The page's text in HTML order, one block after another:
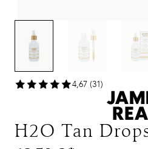
4,67 (31)
H2O Tan